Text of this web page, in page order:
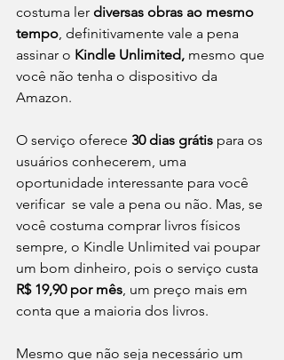
costuma ler diversas obras ao mesmo
tempo , definitivamente vale a pena
assinar o Kindle Unlimited, mesmo que
você não tenha o dispositivo da
Amazon.
O serviço oferece 30 dias grátis para os
usuários conhecerem, uma
oportunidade interessante para você
verificar  se vale a pena ou não. Mas, se
você costuma comprar livros físicos
sempre, o Kindle Unlimited vai poupar
um bom dinheiro, pois o serviço custa
R$ 19,90 por mês , um preço mais em
conta que a maioria dos livros.
Mesmo que não seja necessário um